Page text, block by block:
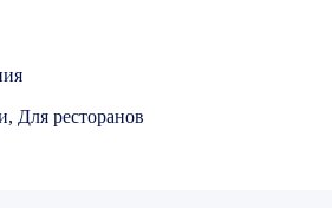
Для ресторанов